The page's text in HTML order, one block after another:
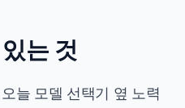
는 것
늘 모델 선택기 옆 노력